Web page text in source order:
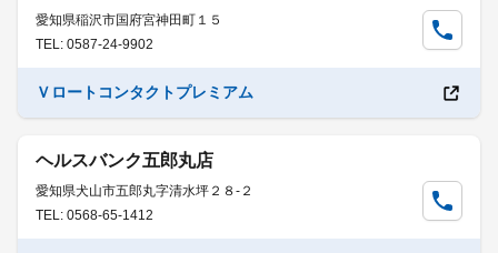
愛知県稲沢市国府宮神田町１５
TEL: 0587-24-9902
Ｖロートコンタクトプレミアム
ヘルスバンク五郎丸店
愛知県犬山市五郎丸字清水坪２８-２
TEL: 0568-65-1412